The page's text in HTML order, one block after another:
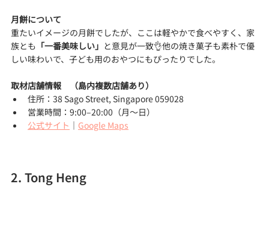
月餅について
重たいイメージの月餅でしたが、ここは軽やかで食べやすく、家
族とも 「一番美味しい」 と意見が一致👌他の焼き菓子も素朴で優
しい味わいで、子ども用のおやつにもぴったりでした。
取材店舗情報　（島内複数店舗あり）
住所：38 Sago Street, Singapore 059028
営業時間：9:00–20:00（月〜日）
公式サイト ｜ Google Maps
2. Tong Heng